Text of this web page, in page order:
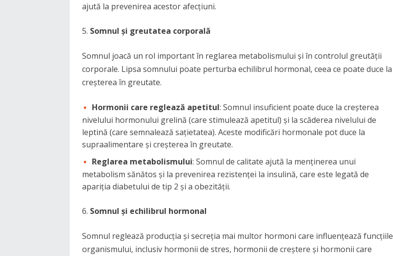
ajută la prevenirea acestor afecțiuni.
Somnul și greutatea corporală
Somnul joacă un rol important în reglarea metabolismului și în controlul greutății
corporale. Lipsa somnului poate perturba echilibrul hormonal, ceea ce poate duce la
creșterea în greutate.
Hormonii care reglează apetitul: Somnul insuficient poate duce la creșterea
nivelului hormonului grelină (care stimulează apetitul) și la scăderea nivelului de
leptină (care semnalează sațietatea). Aceste modificări hormonale pot duce la
supraalimentare și creșterea în greutate.
Reglarea metabolismului: Somnul de calitate ajută la menținerea unui
metabolism sănătos și la prevenirea rezistenței la insulină, care este legată de
apariția diabetului de tip 2 și a obezității.
Somnul și echilibrul hormonal
Somnul reglează producția și secreția mai multor hormoni care influențează funcțiile
organismului, inclusiv hormonii de stres, hormonii de creștere și hormonii care